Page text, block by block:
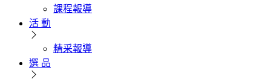
課程報導
活 動
精采報導
選 品